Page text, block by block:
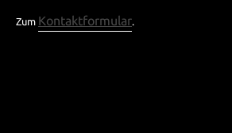
Zum Kontaktformular.